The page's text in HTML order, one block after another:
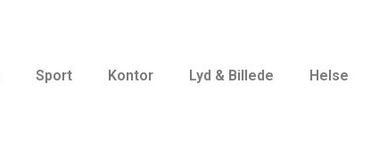
Sport Kontor Lyd & Billede Helse